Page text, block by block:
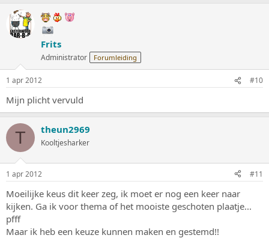
Frits
Administrator Forumleiding
1 apr 2012 #10
Mijn plicht vervuld
T theun2969
Kooltjesharker
1 apr 2012 #11
Moeilijke keus dit keer zeg, ik moet er nog een keer naar
kijken. Ga ik voor thema of het mooiste geschoten plaatje...
pfff
Maar ik heb een keuze kunnen maken en gestemd!!